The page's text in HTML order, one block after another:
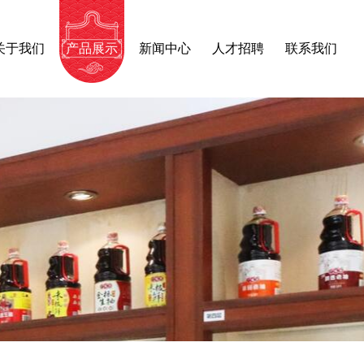
于我们 产品展示 新闻中心 人才招聘 联系我们